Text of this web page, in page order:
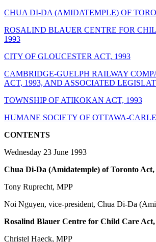
CHUA DI-DA (AMIDATEMPLE) OF
ROSALIND BLAUER CENTRE FOR
1993
CITY OF GLOUCESTER ACT, 1993
CAMBRIDGE-GUELPH RAILWAY
ACT, 1993, AND ASSOCIATED
TOWNSHIP OF ATIKOKAN ACT, 1993
HUMANE SOCIETY OF OTTAWA-
CONTENTS
Wednesday 23 June 1993
Chua Di-Da (Amidatemple) of Toronto Act,
Tony Ruprecht, MPP
Noi Nguyen, vice-president, Chua Di-Da
Rosalind Blauer Centre for Child Care
Christel Haeck, MPP